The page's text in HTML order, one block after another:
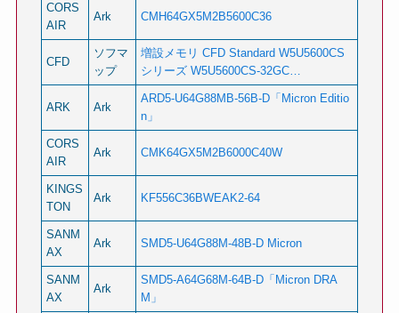
CORS
AIR
Ark CMH64GX5M2B5600C36
CFD
ソフマ
ップ
増設メモリ CFD Standard W5U5600CS
シリーズ W5U5600CS-32GC…
ARK Ark
ARD5-U64G88MB-56B-D「Micron Editio
n」
CORS
AIR
Ark CMK64GX5M2B6000C40W
KINGS
TON
Ark KF556C36BWEAK2-64
SANM
AX
Ark SMD5-U64G88M-48B-D Micron
SANM
AX
Ark
SMD5-A64G68M-64B-D「Micron DRA
M」